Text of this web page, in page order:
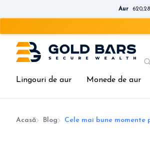
Aur
Lingouri de aur Monede de aur
Acasă Blog Cele mai bune momente